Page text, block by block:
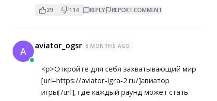
29 114 REPLY REPORT COMMENT
A aviator_ogsr 8 MONTHS AGO
<p>Откройте для себя захватывающий мир
[url=https://aviator-igra-2.ru/]авиатор
игры[/url], где каждый раунд может стать